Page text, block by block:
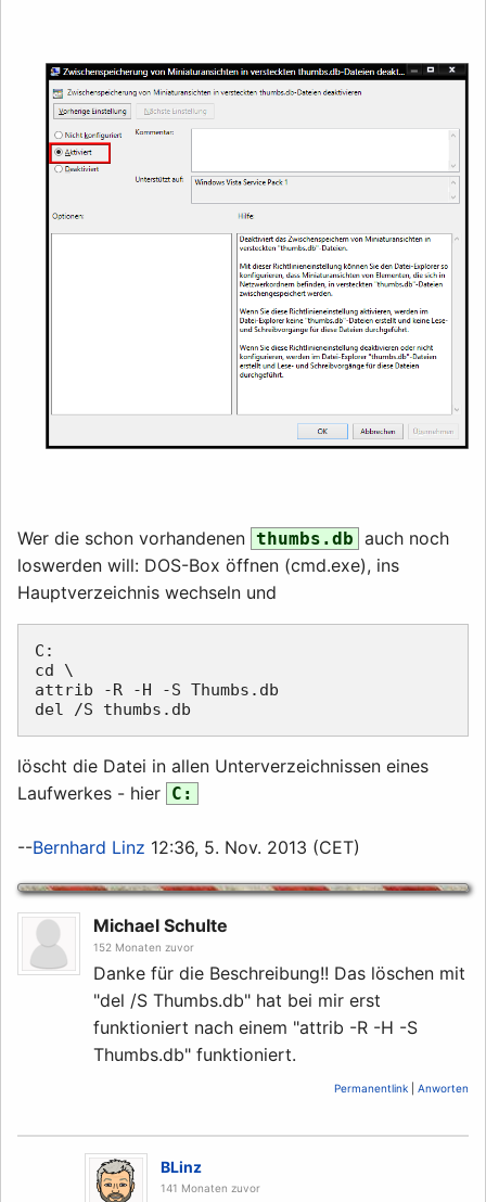
Wer die schon vorhandenen thumbs.db auch noch
loswerden will: DOS-Box öffnen (cmd.exe), ins
Hauptverzeichnis wechseln und
C:
cd \
attrib -R -H -S Thumbs.db
löscht die Datei in allen Unterverzeichnissen eines
Laufwerkes - hier C:
--Bernhard Linz 12:36, 5. Nov. 2013 (CET)
Michael Schulte
152 Monaten zuvor
Danke für die Beschreibung!! Das löschen mit
"del /S Thumbs.db" hat bei mir erst
funktioniert nach einem "attrib -R -H -S
Thumbs.db" funktioniert.
Permanentlink Anworten
BLinz
141 Monaten zuvor